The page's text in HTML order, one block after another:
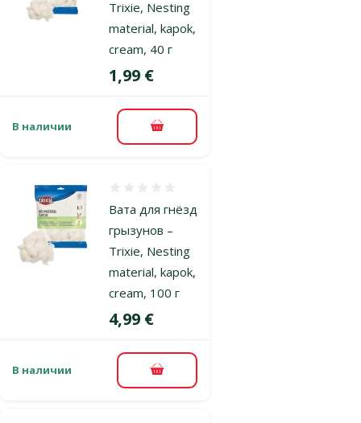
Trixie, Nesting
material, kapok,
cream, 40 г
Цена
1,99 €
В наличии В корзину
Вата для гнёзд
грызунов –
Trixie, Nesting
material, kapok,
cream, 100 г
Цена
4,99 €
В наличии В корзину